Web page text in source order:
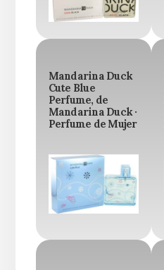
Mandarina Duck
Cute Blue
Perfume, de
Mandarina Duck ·
Perfume de Mujer